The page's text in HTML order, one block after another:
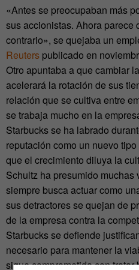
«Antes se preocupaban más
sus accionistas. Ahora parece
contrario», se quejaba un
Reuters publicado en
Otro apuntaba a que cambiar
acelerará la rotación de sus
relación que se cultiva entre
se trabaja mucho en la
Starbucks se ha labrado
reputación como un nuevo
que el crecimiento diluya la
Schultz ha presumido muchas
siempre busca actuar como
sus detractores se quejan de
de la empresa contra la
Starbucks se defiende
necesario para mantener la
sigue comprometida con